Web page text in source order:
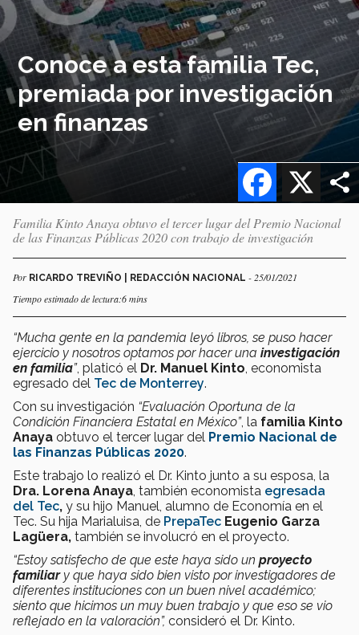
Conoce a esta familia Tec,
premiada por investigación
en finanzas
X
Facebook
Familia Kinto Anaya obtuvo el tercer lugar del Premio Nacional
de las Finanzas Públicas 2020 con trabajo de investigación
Por RICARDO TREVIÑO | REDACCIÓN NACIONAL - 25/01/2021
Tiempo estimado de lectura:6 mins
“Mucha gente en la pandemia leyó libros, se puso hacer
ejercicio y nosotros optamos por hacer una investigación
en familia”, platicó el Dr. Manuel Kinto , economista
egresado del Tec de Monterrey.
Con su investigación “Evaluación Oportuna de la
Condición Financiera Estatal en México”, la familia Kinto
Anaya obtuvo el tercer lugar del Premio Nacional de
las Finanzas Públicas 2020.
Este trabajo lo realizó el Dr. Kinto junto a su esposa, la
Dra. Lorena Anaya , también economista egresada
del Tec, y su hijo Manuel, alumno de Economía en el
Tec. Su hija Marialuisa, de PrepaTec Eugenio Garza
Lagüera, también se involucró en el proyecto.
“Estoy satisfecho de que este haya sido un proyecto
familiar y que haya sido bien visto por investigadores de
diferentes instituciones con un buen nivel académico;
siento que hicimos un muy buen trabajo y que eso se vio
reflejado en la valoración”, consideró el Dr. Kinto.